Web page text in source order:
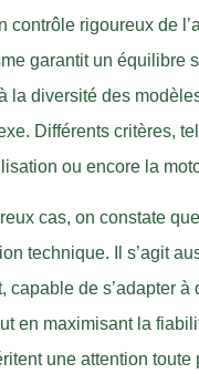
contrôle rigoureux de
garantit un équilibre
la diversité des
Différents critères,
ou encore la
cas, on constate
technique. Il s’agit
capable de s’adapter
en maximisant la
une attention